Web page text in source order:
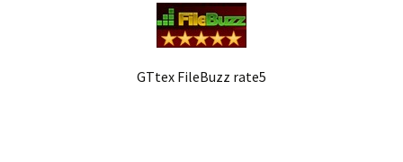
GTtex FileBuzz rate5